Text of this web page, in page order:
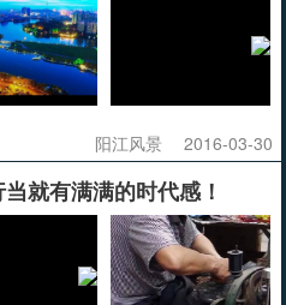
阳江风景 2016-03-30
就有满满的时代感！